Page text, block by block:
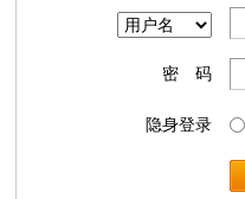
密 码
隐身登录